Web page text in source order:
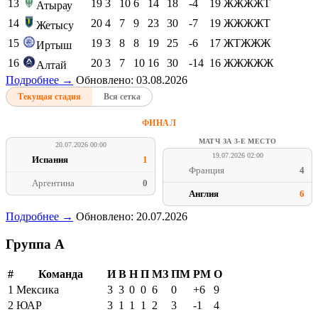
13
Атырау 19 3 10 6 14 18 -4 19 ЖЖЖЖТ
14
Жетысу 20 4 7 9 23 30 -7 19 ЖЖЖЖТ
15
Иртыш 19 3 8 8 19 25 -6 17 ЖТЖЖЖ
16
Алтай 20 3 7 10 16 30 -14 16 ЖЖЖЖЖ
Подробнее → Обновлено: 03.08.2026
Текущая стадия Вся сетка
ФИНАЛ
20.07.2026 00:00
Испания 1
Аргентина 0
МАТЧ ЗА 3-Е МЕСТО
19.07.2026 02:00
Франция 4
Англия 6
Подробнее → Обновлено: 20.07.2026
Группа A
# Команда И В Н П МЗ ПМ РМ О
1 Мексика 3 3 0 0 6 0 +6
9
2 ЮАР 3 1 1 1 2 3 -1
4